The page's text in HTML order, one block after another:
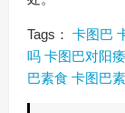
Tags： 卡图巴
吗 卡图巴对阳
巴素食 卡图巴